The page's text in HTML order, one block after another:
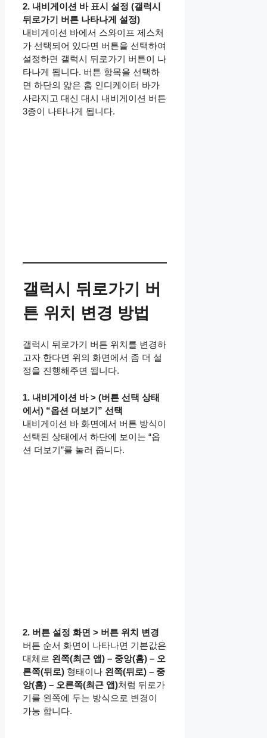
2. 내비게이션 바 표시 설정 (갤럭시
뒤로가기 버튼 나타나게 설정)
내비게이션 바에서 스와이프 제스처
가 선택되어 있다면 버튼을 선택하여
설정하면 갤럭시 뒤로가기 버튼이 나
타나게 됩니다. 버튼 항목을 선택하
면 하단의 얇은 홈 인디케이터 바가
사라지고 대신 대시 내비게이션 버튼
3종이 나타나게 됩니다.
갤럭시 뒤로가기 버
튼 위치 변경 방법
갤럭시 뒤로가기 버튼 위치를 변경하
고자 한다면 위의 화면에서 좀 더 설
정을 진행해주면 됩니다.
1. 내비게이션 바 > (버튼 선택 상태
에서) “옵션 더보기” 선택
내비게이션 바 화면에서 버튼 방식이
선택된 상태에서 하단에 보이는 “옵
션 더보기”를 눌러 줍니다.
2. 버튼 설정 화면 > 버튼 위치 변경
버튼 순서 화면이 나타나면 기본값은
대체로 왼쪽(최근 앱) – 중앙(홈) – 오
른쪽(뒤로) 형태이나 왼쪽(뒤로) – 중
앙(홈) – 오른쪽(최근 앱)처럼 뒤로가
기를 왼쪽에 두는 방식으로 변경이
가능 합니다.